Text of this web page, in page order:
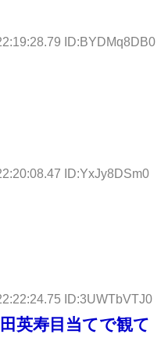
ID:BYDMq8DB0
ID:YxJy8DSm0
ID:3UWTbVTJ0
英寿目当てで観て